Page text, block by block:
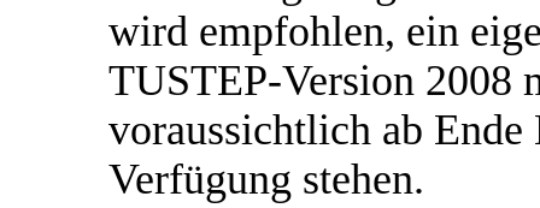
wird empfohlen, ein
TUSTEP-Version 2008
voraussichtlich ab
Verfügung stehen.